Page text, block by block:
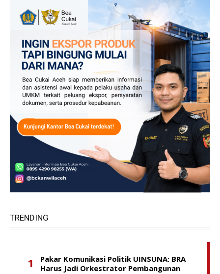
TRENDING
Pakar Komunikasi Politik UINSUNA: BRA
Harus Jadi Orkestrator Pembangunan